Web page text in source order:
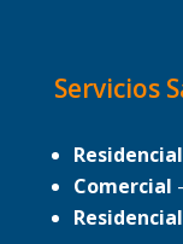
Servicios
Residencial
Comercial
Residencial